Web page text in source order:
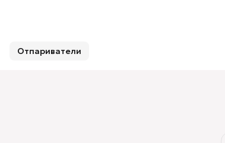
Отпариватели